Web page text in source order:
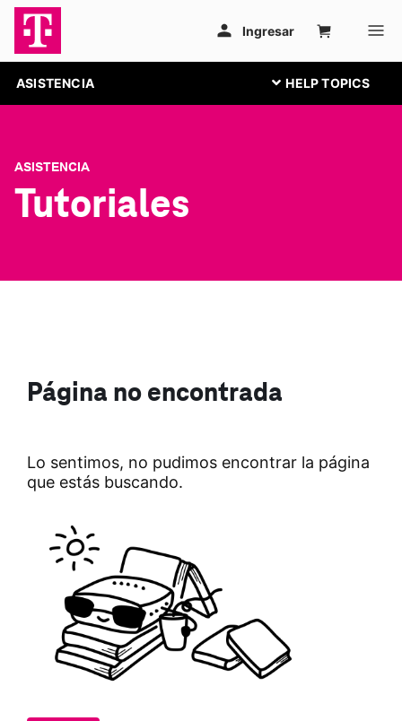
ASISTENCIA
ASISTENCIA
Tutoriales